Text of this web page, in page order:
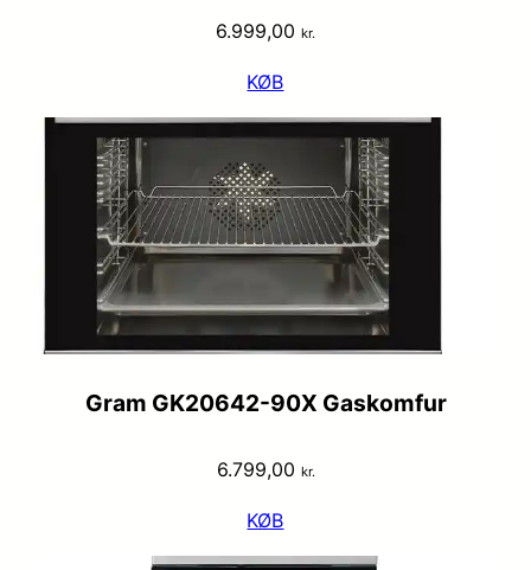
6.999,00 kr.
KØB
Gram GK20642-90X Gaskomfur
6.799,00 kr.
KØB